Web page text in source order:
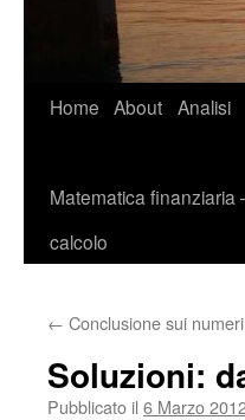
Home About Analisi
Matematica finanziaria
calcolo
← Conclusione sui
Soluzioni:
Pubblicato il 6 Marzo